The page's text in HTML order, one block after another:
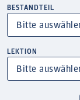
BESTANDTEIL
LEKTION